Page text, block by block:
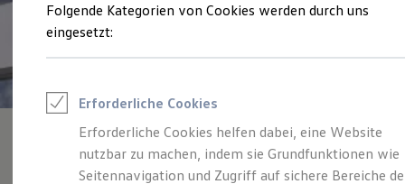
Gewerbliche Personenbeförderung
Service & mobile Werkstätten
Menschen mit Behinderung
Rettungsdienste
ONE Business ID Vorteile
Fahrzeugsuche & Marktplatz
Fahrzeugsuche
Fahrzeuge online kaufen
Folgende Kategorien von Cookies werden durch uns
eingesetzt:
Erforderliche Cookies
Erforderliche Cookies helfen dabei, eine Website
nutzbar zu machen, indem sie Grundfunktionen wie
Seitennavigation und Zugriff auf sichere Bereiche